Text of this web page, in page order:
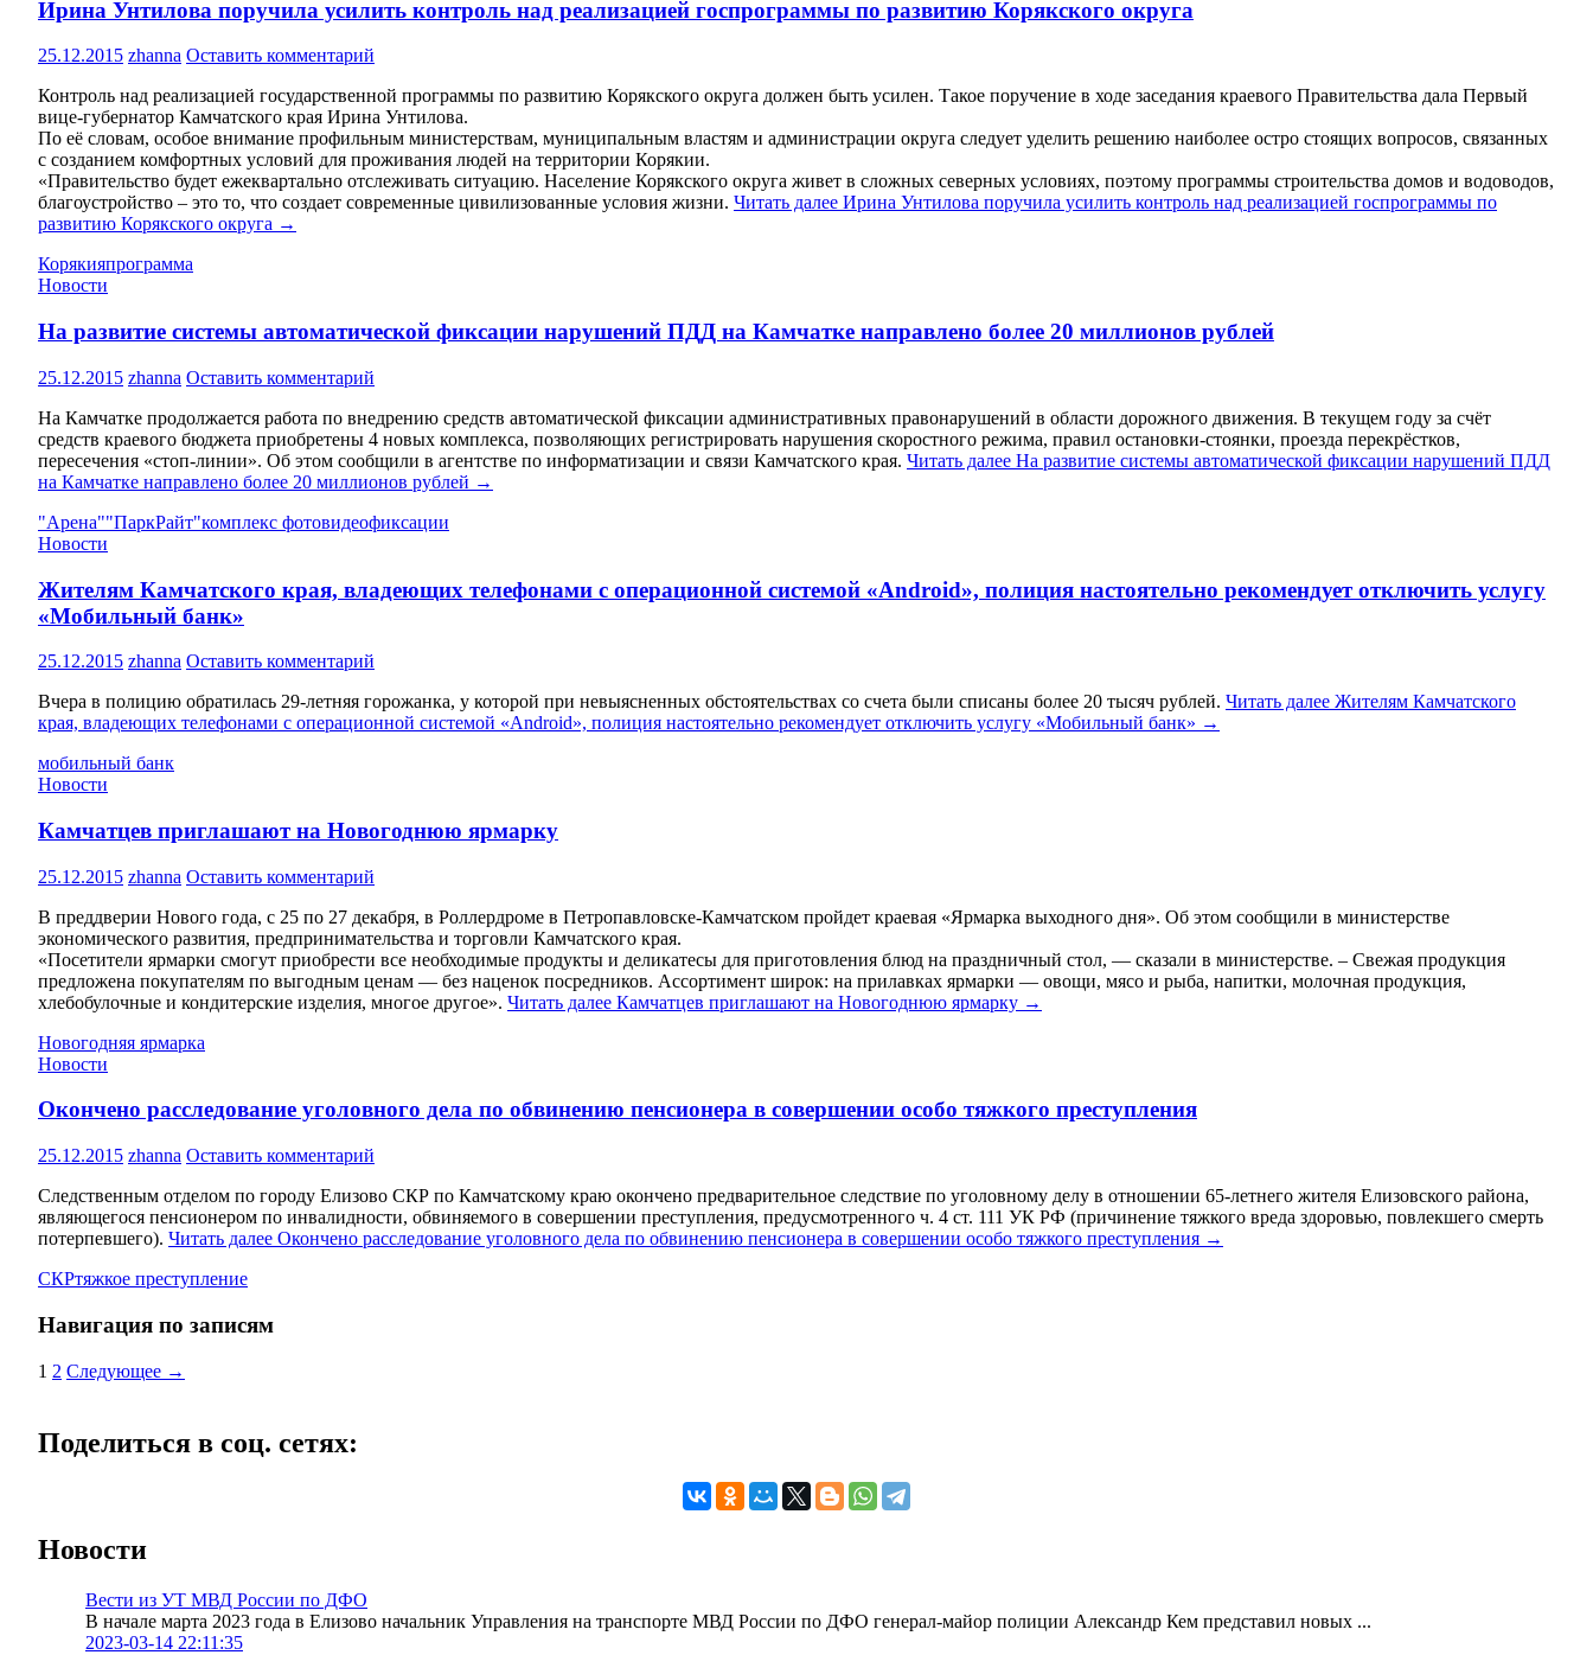
Ирина Унтилова поручила усилить контроль над реализацией госпрограммы по развитию Корякского округа
25.12.2015 zhanna Оставить комментарий
Контроль над реализацией государственной программы по развитию Корякского округа должен быть усилен. Такое поручение в ходе заседания краевого Правительства дала Первый
вице-губернатор Камчатского края Ирина Унтилова.
По её словам, особое внимание профильным министерствам, муниципальным властям и администрации округа следует уделить решению наиболее остро стоящих вопросов, связанных
с созданием комфортных условий для проживания людей на территории Корякии.
«Правительство будет ежеквартально отслеживать ситуацию. Население Корякского округа живет в сложных северных условиях, поэтому программы строительства домов и водоводов,
благоустройство – это то, что создает современные цивилизованные условия жизни. Читать далее Ирина Унтилова поручила усилить контроль над реализацией госпрограммы по
развитию Корякского округа →
Корякияпрограмма
Новости
На развитие системы автоматической фиксации нарушений ПДД на Камчатке направлено более 20 миллионов рублей
25.12.2015 zhanna Оставить комментарий
На Камчатке продолжается работа по внедрению средств автоматической фиксации административных правонарушений в области дорожного движения. В текущем году за счёт
средств краевого бюджета приобретены 4 новых комплекса, позволяющих регистрировать нарушения скоростного режима, правил остановки-стоянки, проезда перекрёстков,
пересечения «стоп-линии». Об этом сообщили в агентстве по информатизации и связи Камчатского края. Читать далее На развитие системы автоматической фиксации нарушений ПДД
на Камчатке направлено более 20 миллионов рублей →
"Арена""ПаркРайт"комплекс фотовидеофиксации
Новости
Жителям Камчатского края, владеющих телефонами с операционной системой «Android», полиция настоятельно рекомендует отключить услугу
«Мобильный банк»
25.12.2015 zhanna Оставить комментарий
Вчера в полицию обратилась 29-летняя горожанка, у которой при невыясненных обстоятельствах со счета были списаны более 20 тысяч рублей. Читать далее Жителям Камчатского
края, владеющих телефонами с операционной системой «Android», полиция настоятельно рекомендует отключить услугу «Мобильный банк» →
мобильный банк
Новости
Камчатцев приглашают на Новогоднюю ярмарку
25.12.2015 zhanna Оставить комментарий
В преддверии Нового года, с 25 по 27 декабря, в Роллердроме в Петропавловске-Камчатском пройдет краевая «Ярмарка выходного дня». Об этом сообщили в министерстве
экономического развития, предпринимательства и торговли Камчатского края.
«Посетители ярмарки смогут приобрести все необходимые продукты и деликатесы для приготовления блюд на праздничный стол, — сказали в министерстве. – Свежая продукция
предложена покупателям по выгодным ценам — без наценок посредников. Ассортимент широк: на прилавках ярмарки — овощи, мясо и рыба, напитки, молочная продукция,
хлебобулочные и кондитерские изделия, многое другое». Читать далее Камчатцев приглашают на Новогоднюю ярмарку →
Новогодняя ярмарка
Новости
Окончено расследование уголовного дела по обвинению пенсионера в совершении особо тяжкого преступления
25.12.2015 zhanna Оставить комментарий
Следственным отделом по городу Елизово СКР по Камчатскому краю окончено предварительное следствие по уголовному делу в отношении 65-летнего жителя Елизовского района,
являющегося пенсионером по инвалидности, обвиняемого в совершении преступления, предусмотренного ч. 4 ст. 111 УК РФ (причинение тяжкого вреда здоровью, повлекшего смерть
потерпевшего). Читать далее Окончено расследование уголовного дела по обвинению пенсионера в совершении особо тяжкого преступления →
СКРтяжкое преступление
Навигация по записям
1 2 Следующее →
Поделиться в соц. сетях:
Новости
Вести из УТ МВД России по ДФО
В начале марта 2023 года в Елизово начальник Управления на транспорте МВД России по ДФО генерал-майор полиции Александр Кем представил новых ...
2023-03-14 22:11:35